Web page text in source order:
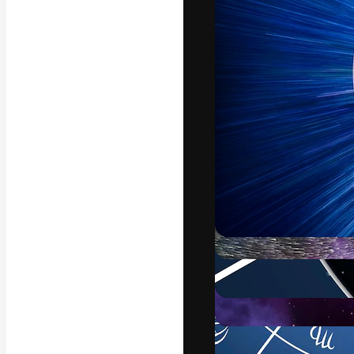
La plateforme
vos meilleurs
d’abonnés :
studios.
Français
Copyright © 2010-